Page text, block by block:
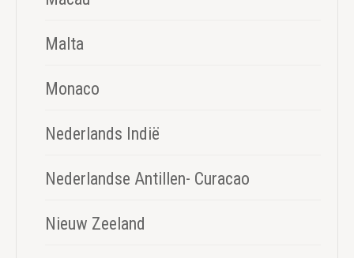
Malta
Monaco
Nederlands Indië
Nederlandse Antillen- Curacao
Nieuw Zeeland